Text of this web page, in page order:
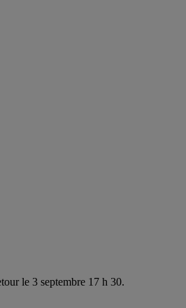
le 3 septembre 17 h 30.